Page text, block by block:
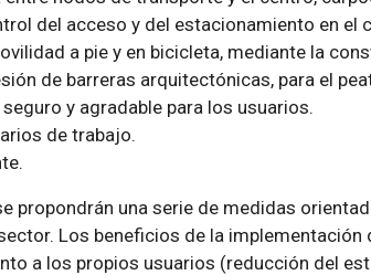
del acceso y del estacionamiento en el
a pie y en bicicleta, mediante la
de barreras arquitectónicas, para el
y agradable para los usuarios.
de trabajo.
propondrán una serie de medidas
Los beneficios de la implementación
a los propios usuarios (reducción del